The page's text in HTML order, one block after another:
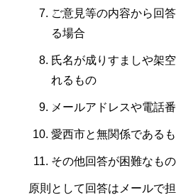
ご意見等の内容から回
る場合
氏名が成りすましや架
れるもの
メールアドレスや電話
愛西市と無関係である
その他回答が困難なもの
原則として回答はメールで